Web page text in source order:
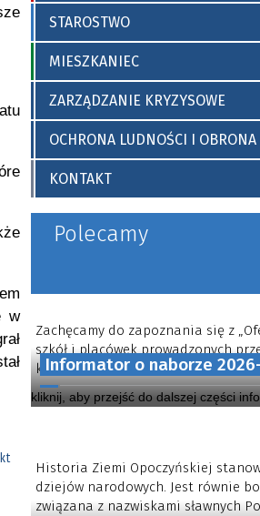
małoletnich”
w Opocznie
w
STAROSTWO
MIESZKANIEC
ZARZĄDZANIE KRYZYSOWE
OCHRONA LUDNOŚCI I OBRONA
KONTAKT
Polecamy
Informator o naborze
Zachęcamy do zapoznania się z
szkół i placówek prowadzonych
kontynuowania nauki w naszych
kliknij, aby przejść do dalszej części
Historia Ziemi Opoczyńskiej
dziejów narodowych. Jest równie
związana z nazwiskami sławnych